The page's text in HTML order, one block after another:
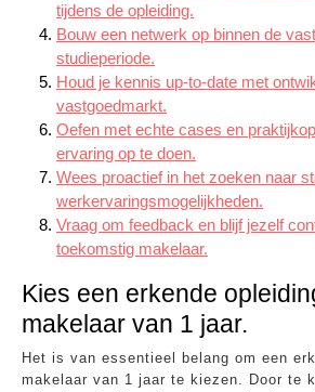
tijdens de opleiding.
Bouw een netwerk op binnen de
studieperiode.
Houd je kennis up-to-date met
vastgoedmarkt.
Oefen met echte cases en
ervaring op te doen.
Wees proactief in het zoeken naar
werkervaringsmogelijkheden.
Vraag om feedback en blijf jezelf
toekomstig makelaar.
Kies een erkende
makelaar van 1 jaar.
Het is van essentieel belang om een
makelaar van 1 jaar te kiezen. Door te